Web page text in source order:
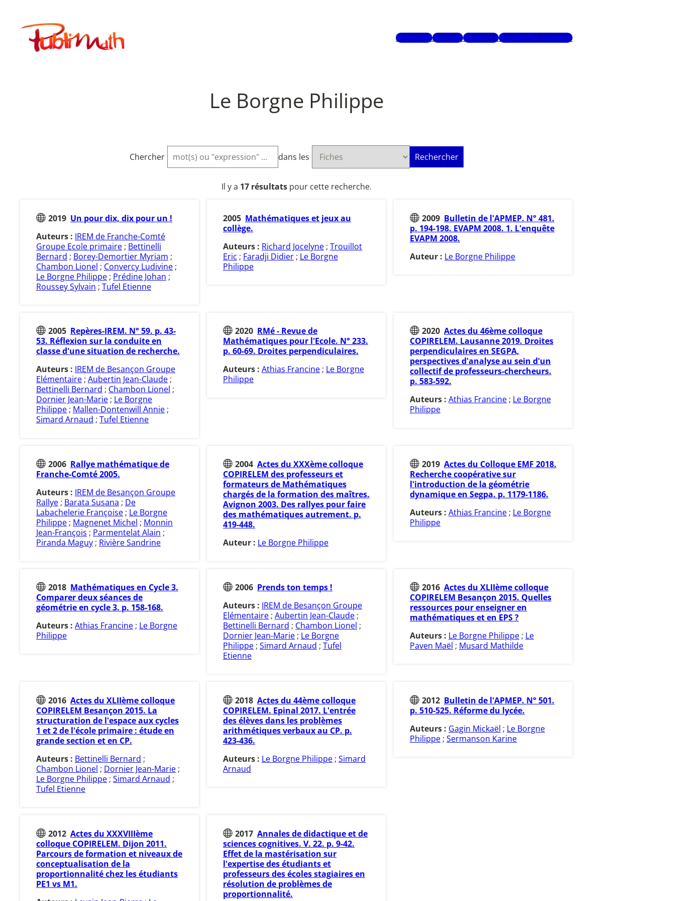
contenuPublimath
Mots-clésAuteursGlossaireRecherche avancée
Le Borgne Philippe
Chercher dans les Rechercher
Il y a 17 résultatspour cette recherche.
2019 Un pour dix, dix pour un !
Auteurs : IREM de Franche-Comté
Groupe Ecole primaire ; Bettinelli
Bernard ; Borey-Demortier Myriam ;
Chambon Lionel ; Convercy Ludivine ;
Le Borgne Philippe ; Prédine Johan ;
Roussey Sylvain ; Tufel Etienne
2005 Mathématiques et jeux au
collège.
Auteurs : Richard Jocelyne ; Trouillot
Eric ; Faradji Didier ; Le Borgne
Philippe
2009 Bulletin de l'APMEP. N° 481.
p. 194-198. EVAPM 2008. 1. L'enquête
EVAPM 2008.
Auteur : Le Borgne Philippe
2005 Repères-IREM. N° 59. p. 43-
53. Réflexion sur la conduite en
classe d'une situation de recherche.
Auteurs : IREM de Besançon Groupe
Elémentaire; Aubertin Jean-Claude;
Bettinelli Bernard ; Chambon Lionel ;
Dornier Jean-Marie; Le Borgne
Philippe; Mallen-Dontenwill Annie;
Simard Arnaud ; Tufel Etienne
2020 RMé - Revue de
Mathématiques pour l'Ecole. N° 233.
p. 60-69. Droites perpendiculaires.
Auteurs : Athias Francine; Le Borgne
Philippe
2020 Actes du 46ème colloque
COPIRELEM. Lausanne 2019. Droites
perpendiculaires en SEGPA,
perspectives d'analyse au sein d'un
collectif de professeurs-chercheurs.
p. 583-592.
Auteurs : Athias Francine; Le Borgne
Philippe
2006 Rallye mathématique de
Franche-Comté 2005.
Auteurs : IREM de Besançon Groupe
Rallye ; Barata Susana ; De
Labachelerie Françoise ; Le Borgne
Philippe ; Magnenet Michel ; Monnin
Jean-François ; Parmentelat Alain ;
Piranda Maguy ; Rivière Sandrine
2004 Actes du XXXème colloque
COPIRELEM des professeurs et
formateurs de Mathématiques
chargés de la formation des maîtres.
Avignon 2003. Des rallyes pour faire
des mathématiques autrement. p.
419-448.
Auteur : Le Borgne Philippe
2019 Actes du Colloque EMF 2018.
Recherche coopérative sur
l'introduction de la géométrie
dynamique en Segpa. p. 1179-1186.
Auteurs : Athias Francine ; Le Borgne
Philippe
2018 Mathématiques en Cycle 3.
Comparer deux séances de
géométrie en cycle 3. p. 158-168.
Auteurs : Athias Francine ; Le Borgne
Philippe
2006 Prends ton temps !
Auteurs : IREM de Besançon Groupe
Elémentaire ; Aubertin Jean-Claude ;
Bettinelli Bernard ; Chambon Lionel ;
Dornier Jean-Marie ; Le Borgne
Philippe ; Simard Arnaud ; Tufel
Etienne
2016 Actes du XLIIème colloque
COPIRELEM Besançon 2015. Quelles
ressources pour enseigner en
mathématiques et en EPS ?
Auteurs : Le Borgne Philippe ; Le
Paven Maël ; Musard Mathilde
2016 Actes du XLIIème colloque
COPIRELEM Besançon 2015. La
structuration de l'espace aux cycles
1 et 2 de l'école primaire : étude en
grande section et en CP.
Auteurs : Bettinelli Bernard ;
Chambon Lionel ; Dornier Jean-Marie ;
Le Borgne Philippe ; Simard Arnaud ;
Tufel Etienne
2018 Actes du 44ème colloque
COPIRELEM. Epinal 2017. L'entrée
des élèves dans les problèmes
arithmétiques verbaux au CP. p.
423-436.
Auteurs : Le Borgne Philippe ; Simard
Arnaud
2012 Bulletin de l'APMEP. N° 501.
p. 510-525. Réforme du lycée.
Auteurs : Gagin Mickaël ; Le Borgne
Philippe ; Sermanson Karine
2012 Actes du XXXVIIIème
colloque COPIRELEM. Dijon 2011.
Parcours de formation et niveaux de
conceptualisation de la
proportionnalité chez les étudiants
PE1 vs M1.
2017 Annales de didactique et de
sciences cognitives. V. 22. p. 9-42.
Effet de la mastérisation sur
l'expertise des étudiants et
professeurs des écoles stagiaires en
résolution de problèmes de
proportionnalité.